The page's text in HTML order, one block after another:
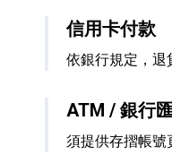
信用卡付款
依銀行規定，退
ATM / 銀行
須提供存摺帳號